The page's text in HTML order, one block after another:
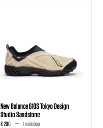
New Balance 610S Tokyo Design
Studio Sandstone
€ 200 1 webshop